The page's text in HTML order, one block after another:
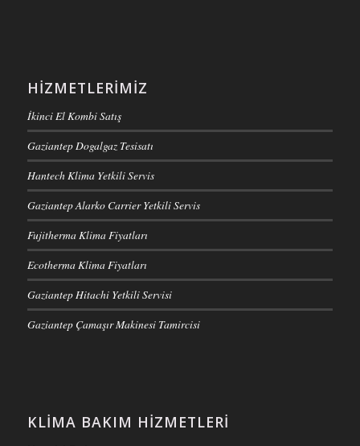
HIZMETLERIMIZ
İkinci El Kombi Satış
Gaziantep Dogalgaz Tesisatı
Hantech Klima Yetkili Servis
Gaziantep Alarko Carrier Yetkili Servis
Fujitherma Klima Fiyatları
Ecotherma Klima Fiyatları
Gaziantep Hitachi Yetkili Servisi
Gaziantep Çamaşır Makinesi Tamircisi
KLIMA BAKIM HIZMETLERI